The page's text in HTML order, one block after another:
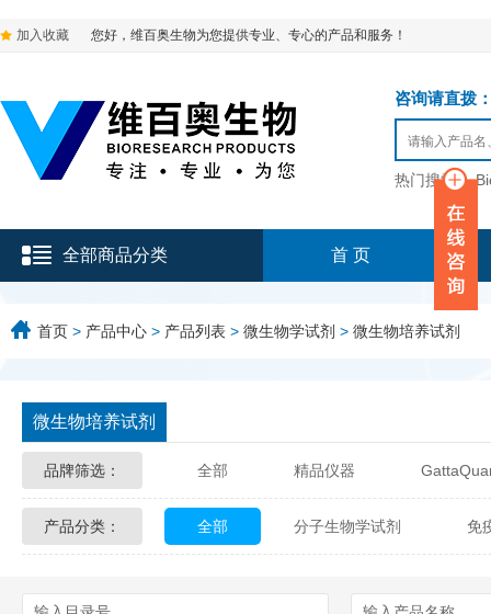
加入收藏 您好，维百奥生物为您提供专业、专心的产品和服务！
咨询请直拨
热门搜索：
全部商品分类 首 页
首页 > 产品中心 > 产品列表 > 微生物学试剂 > 微生物培养试剂
微生物培养试剂
品牌筛选： 全部 精品仪器
Glycon Biochem Sterlitech
产品分类： 全部 分子生物学试剂 免